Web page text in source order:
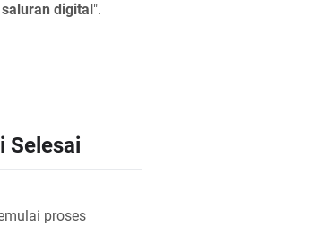
saluran digital".
Selesai
proses